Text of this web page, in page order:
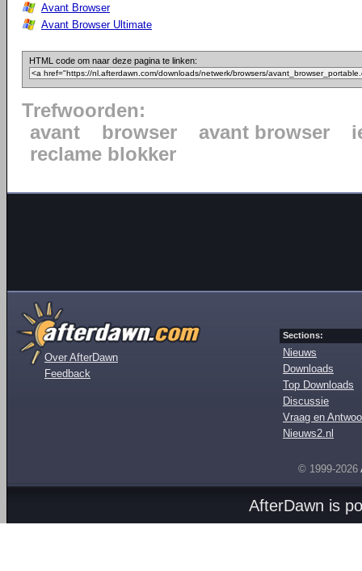
Avant Browser
Avant Browser Ultimate
HTML code om naar deze pagina te linken:
Trefwoorden:
avant
browser avant browser
reclame blokker
Over AfterDawn
Feedback
Sections:
Nieuws
Downloads
Top Downloads
Discussie
Vraag en
Nieuws2.nl
© 1999-2026
AfterDawn is